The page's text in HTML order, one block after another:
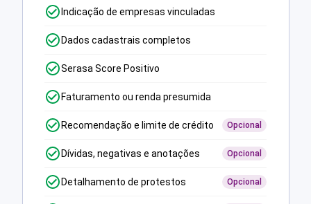
Indicação de empresas vinculadas
Dados cadastrais completos
Serasa Score Positivo
Faturamento ou renda presumida
Recomendação e limite de crédito Opcional
Dívidas, negativas e anotações Opcional
Detalhamento de protestos Opcional